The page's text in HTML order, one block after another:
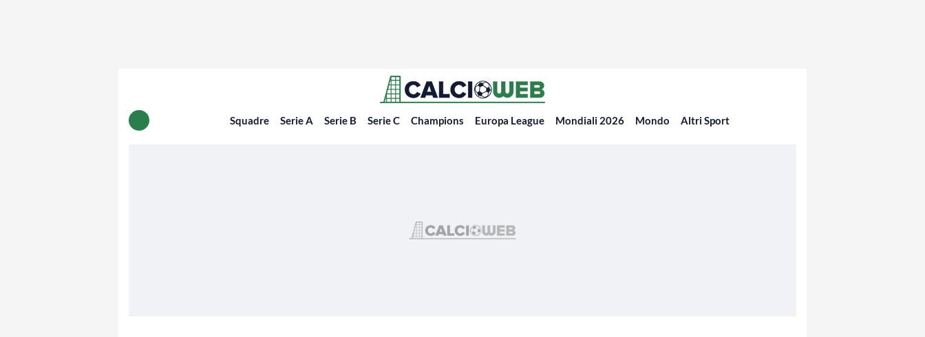
Squadre Serie A Serie B Serie C Champions Europa League Mondiali 2026 Mondo Altri Sport